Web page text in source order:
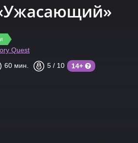
Quest
60 мин. 5 / 10 14+